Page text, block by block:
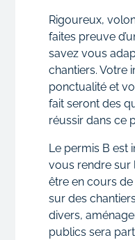
Rigoureux,
faites preuve
savez vous
chantiers. Votre
ponctualité et
fait seront des
réussir dans ce
Le permis B est
vous rendre sur
être en cours
sur des
divers,
publics sera